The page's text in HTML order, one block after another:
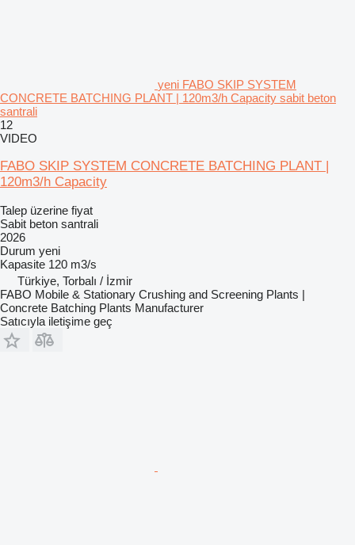
yeni FABO SKIP SYSTEM
CONCRETE BATCHING PLANT | 120m3/h Capacity sabit beton
santrali
12
VIDEO
FABO SKIP SYSTEM CONCRETE BATCHING PLANT |
120m3/h Capacity
Talep üzerine fiyat
Sabit beton santrali
2026
Durum yeni
Kapasite 120 m3/s
Türkiye, Torbalı / İzmir
FABO Mobile & Stationary Crushing and Screening Plants |
Concrete Batching Plants Manufacturer
Satıcıyla iletişime geç